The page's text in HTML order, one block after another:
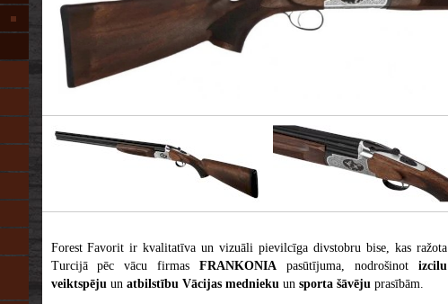
Forest Favorit ir kvalitatīva un vizuāli pievilcīga divstobru bise, kas ražota
Turcijā pēc vācu firmasFRANKONIA pasūtījuma, nodrošinot izcilu
veiktspējuunatbilstību Vācijas medniekuun sporta šāvējuprasībām.